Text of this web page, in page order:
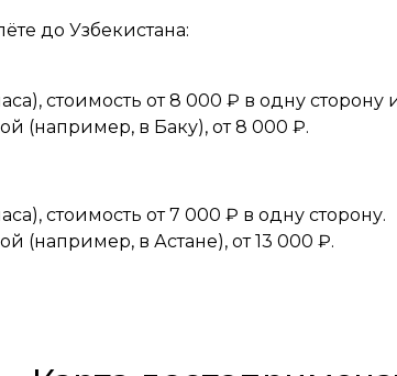
до Узбекистана:
стоимость от 8 000 ₽ в одну сторону
(например, в Баку), от 8 000 ₽.
стоимость от 7 000 ₽ в одну сторону.
(например, в Астане), от 13 000 ₽.